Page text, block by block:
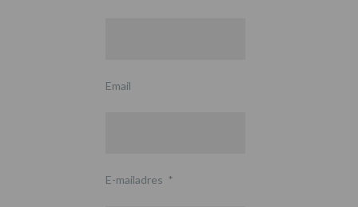
Email
E-mailadres *